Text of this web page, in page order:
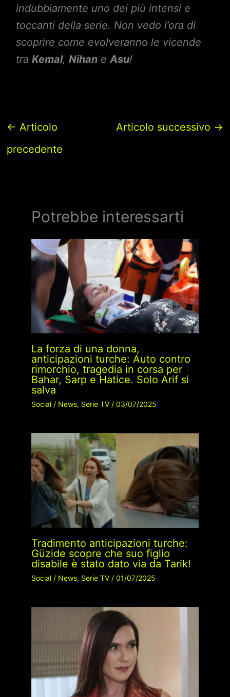
indubbiamente uno dei più intensi e
toccanti della serie. Non vedo l’ora di
scoprire come evolveranno le vicende
tra Kemal, Nihane Asu!
← Articolo
precedente
Articolo successivo →
Potrebbe interessarti
La forza di una donna,
anticipazioni turche: Auto contro
rimorchio, tragedia in corsa per
Bahar, Sarp e Hatice. Solo Arif si
salva
Social/ News, Serie TV/ 03/07/2025
Tradimento anticipazioni turche:
Güzide scopre che suo figlio
disabile è stato dato via da Tarik!
Social/ News, Serie TV/ 01/07/2025